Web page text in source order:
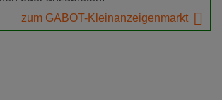
zum GABOT-Kleinanzeigenmarkt